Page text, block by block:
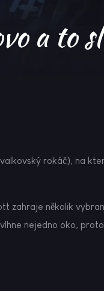
a to
rokáč), na
zahraje několik
nejedno oko,